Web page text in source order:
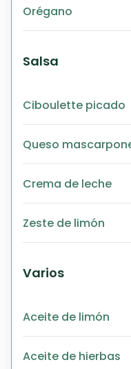
Orégano
Salsa
Ciboulette picado
Queso
Crema de leche
Zeste de limón
Varios
Aceite de limón
Aceite de hierbas